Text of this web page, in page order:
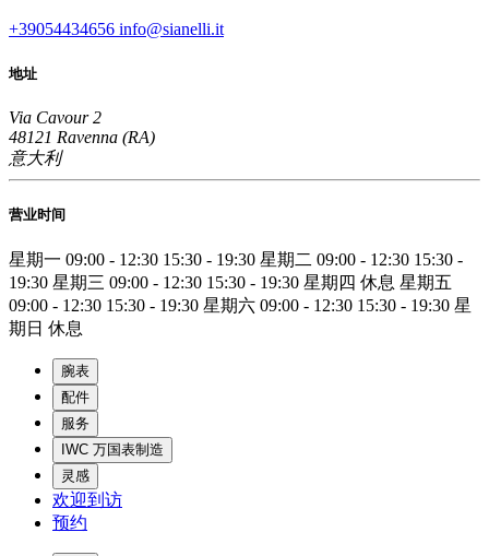
+39054434656 info@sianelli.it
地址
Via Cavour 2
48121 Ravenna (RA)
意大利
营业时间
星期一 09:00 - 12:30 15:30 - 19:30 星期二 09:00 - 12:30 15:30 -
19:30 星期三 09:00 - 12:30 15:30 - 19:30 星期四 休息 星期五
09:00 - 12:30 15:30 - 19:30 星期六 09:00 - 12:30 15:30 - 19:30 星
期日 休息
腕表
配件
服务
IWC 万国表制造
灵感
欢迎到访
预约